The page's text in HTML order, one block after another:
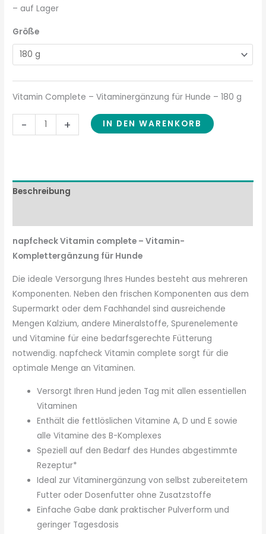
– auf Lager
Größe
Vitamin Complete – Vitaminergänzung für Hunde – 180 g
- + IN DEN WARENKORB
Beschreibung
napfcheck Vitamin complete – Vitamin-
Komplettergänzung für Hunde
Die ideale Versorgung Ihres Hundes besteht aus mehreren
Komponenten. Neben den frischen Komponenten aus dem
Supermarkt oder dem Fachhandel sind ausreichende
Mengen Kalzium, andere Mineralstoffe, Spurenelemente
und Vitamine für eine bedarfsgerechte Fütterung
notwendig. napfcheck Vitamin complete sorgt für die
optimale Menge an Vitaminen.
Versorgt Ihren Hund jeden Tag mit allen essentiellen
Vitaminen
Enthält die fettlöslichen Vitamine A, D und E sowie
alle Vitamine des B-Komplexes
Speziell auf den Bedarf des Hundes abgestimmte
Rezeptur*
Ideal zur Vitaminergänzung von selbst zubereitetem
Futter oder Dosenfutter ohne Zusatzstoffe
Einfache Gabe dank praktischer Pulverform und
geringer Tagesdosis